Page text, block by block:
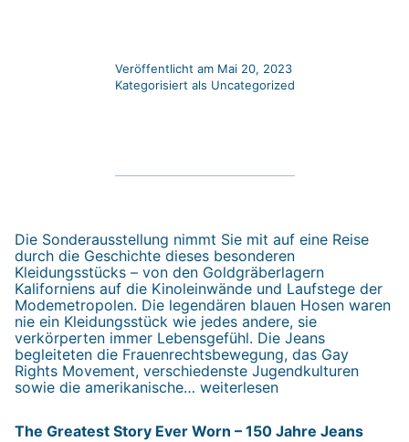
The Greatest Story Ever Worn – 150 Jahre Jeans
Die Sonderausstellung nimmt Sie mit auf eine Reise
durch die Geschichte dieses besonderen
Kleidungsstücks – von den Goldgräberlagern
Kaliforniens auf die Kinoleinwände und Laufstege der
Modemetropolen. Die legendären blauen Hosen waren
nie ein Kleidungsstück wie jedes andere, sie
verkörperten immer Lebensgefühl. Die Jeans
begleiteten die Frauenrechtsbewegung, das Gay
Rights Movement, verschiedenste Jugendkulturen
sowie die amerikanische… The
Ever
weiterlesen
Veröffentlicht am Mai 20, 2023
Kategorisiert als Uncategorized